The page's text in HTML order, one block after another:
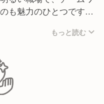
も魅力のひとつです。
も含めてしっかりサポ
環境です！
もっと読む